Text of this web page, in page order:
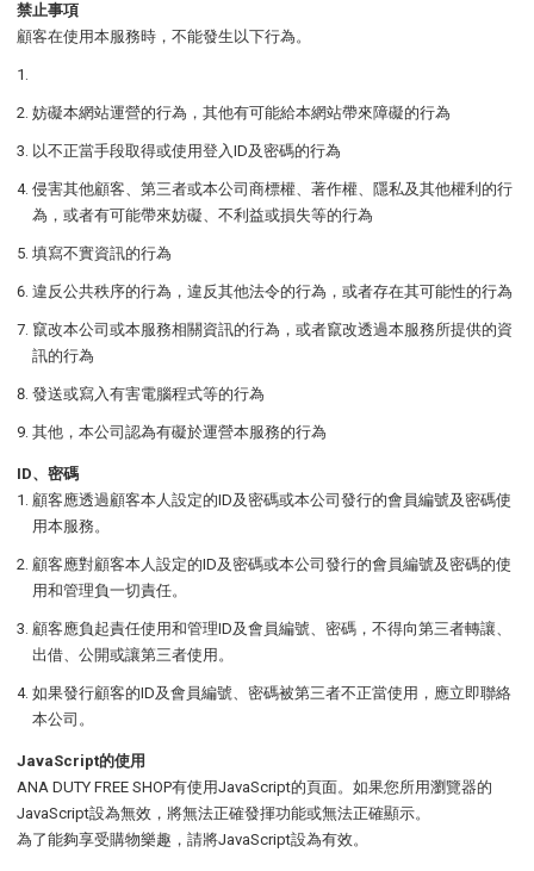
禁止事項
顧客在使用本服務時，不能發生以下行為。
妨礙本網站運營的行為，其他有可能給本網站帶來障礙的行為
以不正當手段取得或使用登入ID及密碼的行為
侵害其他顧客、第三者或本公司商標權、著作權、隱私及其他權利的行
為，或者有可能帶來妨礙、不利益或損失等的行為
填寫不實資訊的行為
違反公共秩序的行為，違反其他法令的行為，或者存在其可能性的行為
竄改本公司或本服務相關資訊的行為，或者竄改透過本服務所提供的資
訊的行為
發送或寫入有害電腦程式等的行為
其他，本公司認為有礙於運營本服務的行為
ID、密碼
顧客應透過顧客本人設定的ID及密碼或本公司發行的會員編號及密碼使
用本服務。
顧客應對顧客本人設定的ID及密碼或本公司發行的會員編號及密碼的使
用和管理負一切責任。
顧客應負起責任使用和管理ID及會員編號、密碼，不得向第三者轉讓、
出借、公開或讓第三者使用。
如果發行顧客的ID及會員編號、密碼被第三者不正當使用，應立即聯絡
本公司。
JavaScript的使用
ANA DUTY FREE SHOP有使用JavaScript的頁面。如果您所用瀏覽器的
JavaScript設為無效，將無法正確發揮功能或無法正確顯示。
為了能夠享受購物樂趣，請將JavaScript設為有效。